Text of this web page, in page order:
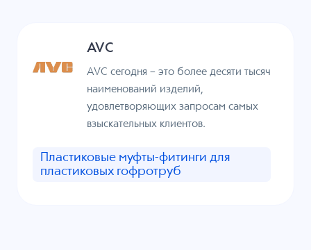
AVC
AVC сегодня – это более десяти тысяч
наименований изделий,
удовлетворяющих запросам самых
взыскательных клиентов.
Пластиковые муфты-фитинги для
пластиковых гофротруб